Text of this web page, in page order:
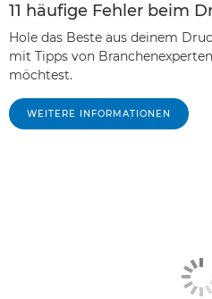
11 häufige Fehler beim
Hole das Beste aus deinem
mit Tipps von
möchtest.
WEITERE INFORMATIONEN